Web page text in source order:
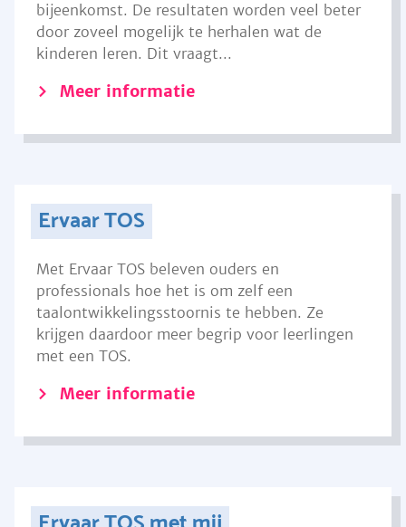
bijeenkomst. De resultaten worden veel beter
door zoveel mogelijk te herhalen wat de
kinderen leren. Dit vraagt...
Meer informatie
Ervaar TOS
Met Ervaar TOS beleven ouders en
professionals hoe het is om zelf een
taalontwikkelingsstoornis te hebben. Ze
krijgen daardoor meer begrip voor leerlingen
met een TOS.
Meer informatie